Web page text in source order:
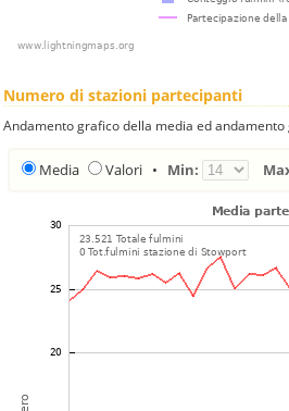
Numero di stazioni partecipanti
Andamento grafico della media ed
Media Valori • Min: